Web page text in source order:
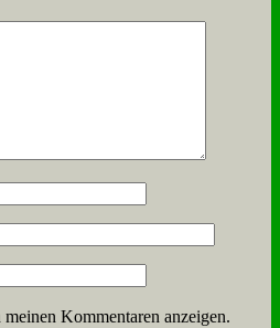
Kommentaren anzeigen.